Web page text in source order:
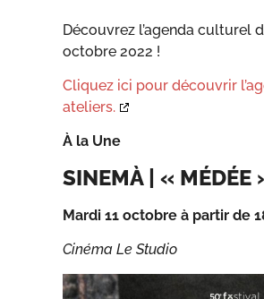
Découvrez l’agenda culturel
octobre 2022 !
Cliquez ici pour découvrir
ateliers.
À la Une
SINEMÀ | « MÉDÉE
Mardi 11 octobre à partir de
Cinéma Le Studio